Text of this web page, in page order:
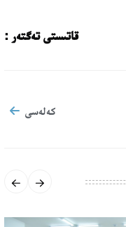
قاتىستى تەگتەر :
كەلەسى